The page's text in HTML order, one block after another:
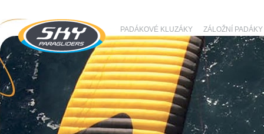
SKY Paragliders
PADÁKOVÉ KLUZÁKY ZÁLOŽNÍ PADÁKY